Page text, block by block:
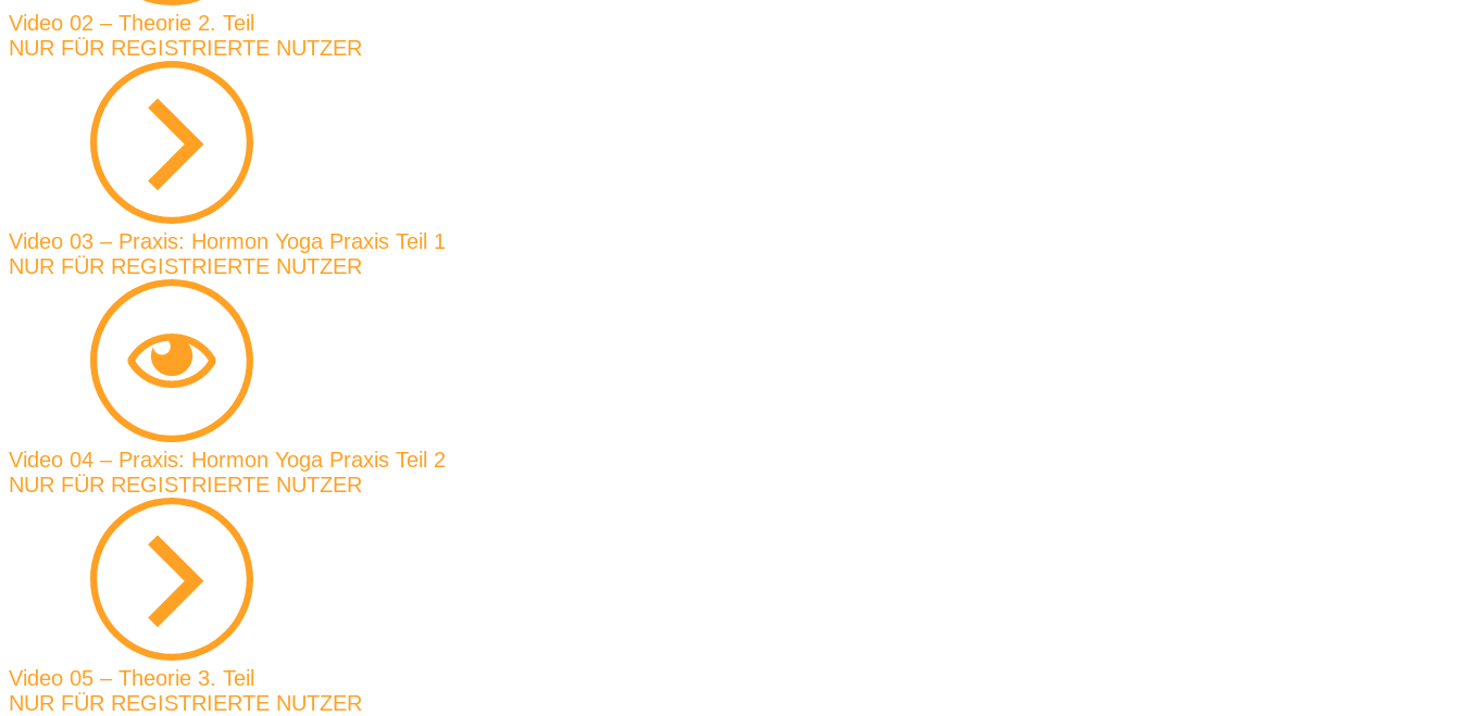
Video 02 – Theorie 2. Teil
NUR FÜR REGISTRIERTE NUTZER
Video 03 – Praxis: Hormon Yoga Praxis Teil 1
NUR FÜR REGISTRIERTE NUTZER
Video 04 – Praxis: Hormon Yoga Praxis Teil 2
NUR FÜR REGISTRIERTE NUTZER
Video 05 – Theorie 3. Teil
NUR FÜR REGISTRIERTE NUTZER